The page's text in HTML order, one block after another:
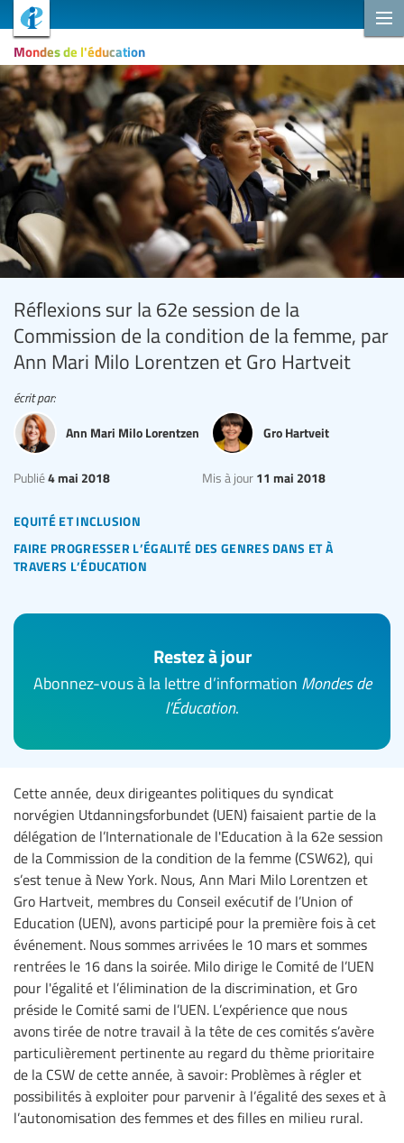
Mondes de l'éducation
Réflexions sur la 62e session de la
Commission de la condition de la femme, par
Ann Mari Milo Lorentzen et Gro Hartveit
equité et inclusion
faire progresser l’égalité des genres dans et à
travers l’éducation
Publié4 mai 2018 Mis à jour 11 mai 2018
écrit par:
Ann Mari Milo Lorentzen Gro Hartveit
Restez à jour
Abonnez-vous à la lettre d’information Mondes de
l’Éducation.
Cette année, deux dirigeantes politiques du syndicat
norvégien Utdanningsforbundet (UEN) faisaient partie de la
délégation de l’Internationale de l'Education à la 62e session
de la Commission de la condition de la femme (CSW62), qui
s’est tenue à New York. Nous, Ann Mari Milo Lorentzen et
Gro Hartveit, membres du Conseil exécutif de l’Union of
Education (UEN), avons participé pour la première fois à cet
événement. Nous sommes arrivées le 10 mars et sommes
rentrées le 16 dans la soirée. Milo dirige le Comité de l’UEN
pour l'égalité et l’élimination de la discrimination, et Gro
préside le Comité sami de l’UEN. L’expérience que nous
avons tirée de notre travail à la tête de ces comités s’avère
particulièrement pertinente au regard du thème prioritaire
de la CSW de cette année, à savoir: Problèmes à régler et
possibilités à exploiter pour parvenir à l’égalité des sexes et à
l’autonomisation des femmes et des filles en milieu rural.